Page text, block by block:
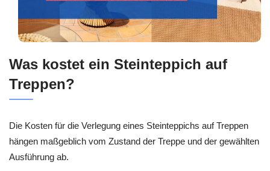
Was kostet ein Steinteppich auf
Treppen?
Die Kosten für die Verlegung eines Steinteppichs auf Treppen
hängen maßgeblich vom Zustand der Treppe und der gewählten
Ausführung ab.